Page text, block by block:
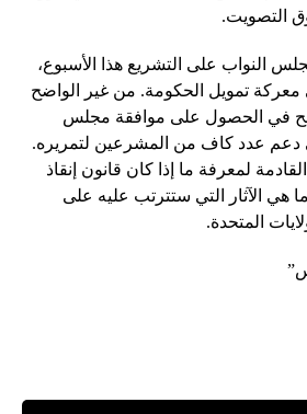
التصويت.
النواب على التشريع هذا الأسبوع،
معركة تمويل الحكومة. من غير الواضح
في الحصول على موافقة مجلس
دعم عدد كاف من المشرعين لتمريره.
لمعرفة ما إذا كان قانون إنقاذ
هي الآثار التي ستترتب عليه على
المتحدة.